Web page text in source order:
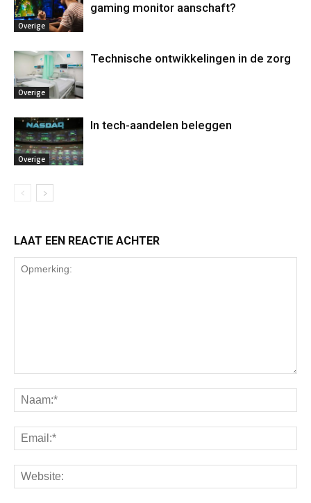
Overige
gaming monitor aanschaft?
Overige
Technische ontwikkelingen in de zorg
Overige
In tech-aandelen beleggen
LAAT EEN REACTIE ACHTER